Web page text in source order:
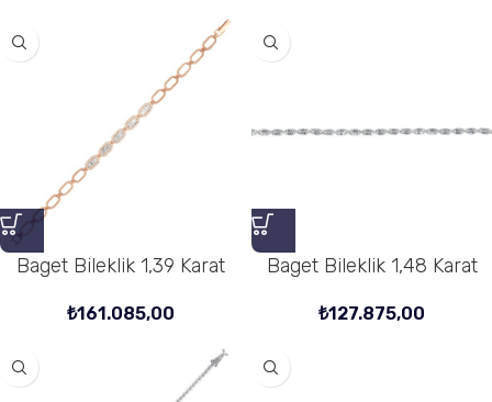
Baget Bileklik 1,39 Karat
₺161.085,00
Baget Bileklik 1,48 Karat
₺127.875,00